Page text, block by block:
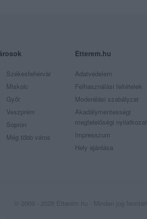
Székesfehérvár
Miskolc
Győr
Veszprém
Sopron
Még több város
Etterem.hu
Adatvédelem
Felhasználási feltételek
Moderálási szabályzat
Akadálymentességi
megfelelőségi nyilatkozat
Impresszum
Hely ajánlása